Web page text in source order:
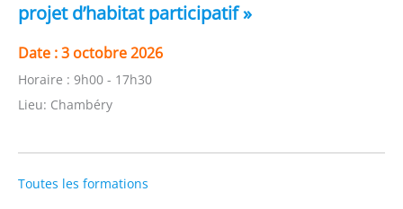
projet d’habitat participatif »
Date :3 octobre 2026
Horaire : 9h00 - 17h30
Lieu: Chambéry
Toutes les formations